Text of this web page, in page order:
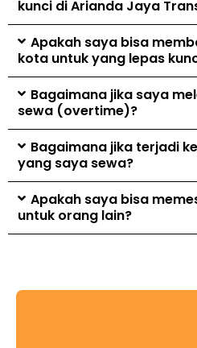
kunci di Arianda Jaya
Apakah saya bisa
kota untuk yang lepas
Bagaimana jika saya
sewa (overtime)?
Bagaimana jika terjadi
yang saya sewa?
Apakah saya bisa
untuk orang lain?